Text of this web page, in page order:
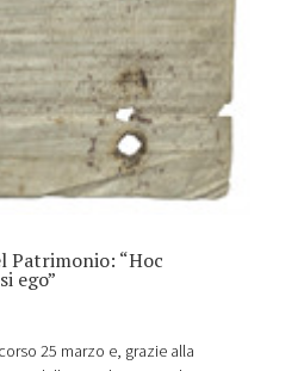
Patrimonio: “Hoc
ego”
25 marzo e, grazie alla